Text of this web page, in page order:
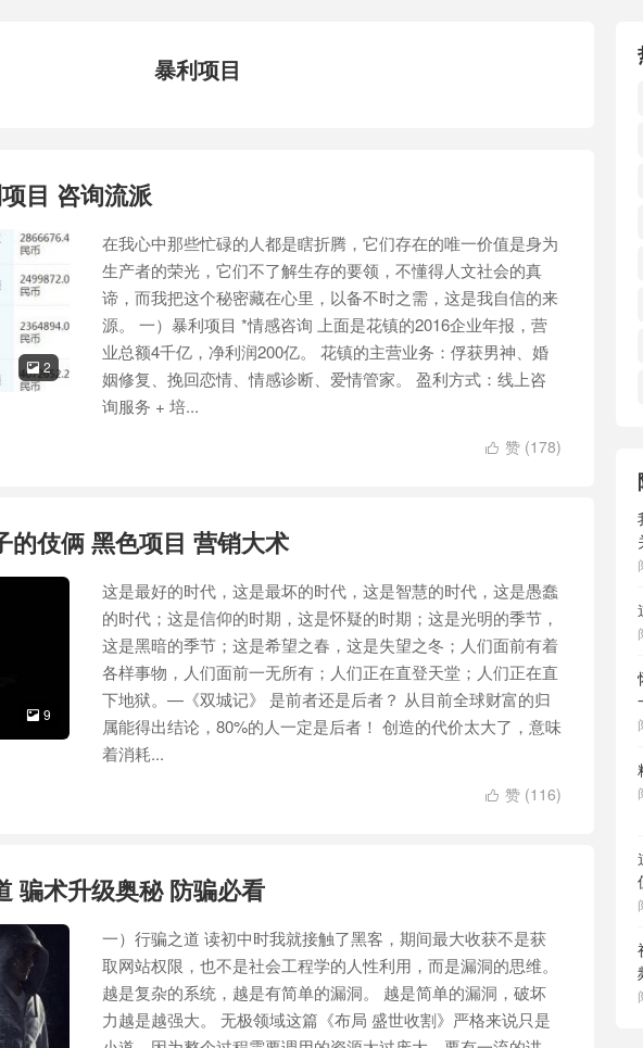
暴利项目
目 咨询流派
 2
在我心中那些忙碌的人都是瞎折腾，它们存在的唯一价值是身为
生产者的荣光，它们不了解生存的要领，不懂得人文社会的真
谛，而我把这个秘密藏在心里，以备不时之需，这是我自信的来
源。 一）暴利项目 *情感咨询 上面是花镇的2016企业年报，营
业总额4千亿，净利润200亿。 花镇的主营业务：俘获男神、婚
姻修复、挽回恋情、情感诊断、爱情管家。 盈利方式：线上咨
询服务 + 培...
 赞 (178)
的伎俩 黑色项目 营销大术
 9
这是最好的时代，这是最坏的时代，这是智慧的时代，这是愚蠢
的时代；这是信仰的时期，这是怀疑的时期；这是光明的季节，
这是黑暗的季节；这是希望之春，这是失望之冬；人们面前有着
各样事物，人们面前一无所有；人们正在直登天堂；人们正在直
下地狱。—《双城记》 是前者还是后者？ 从目前全球财富的归
属能得出结论，80%的人一定是后者！ 创造的代价太大了，意味
着消耗...
 赞 (116)
骗术升级奥秘 防骗必看
一）行骗之道 读初中时我就接触了黑客，期间最大收获不是获
取网站权限，也不是社会工程学的人性利用，而是漏洞的思维。
越是复杂的系统，越是有简单的漏洞。 越是简单的漏洞，破坏
力越是越强大。 无极领域这篇《布局 盛世收割》严格来说只是